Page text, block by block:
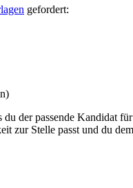
gefordert:
du der passende Kandidat
zur Stelle passt und du